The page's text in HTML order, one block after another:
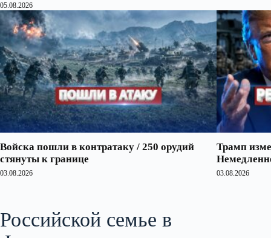
05.08.2026
Войска пошли в контратаку / 250 орудий
стянуты к границе
03.08.2026
Трамп
03.08.2026
Российской семье в